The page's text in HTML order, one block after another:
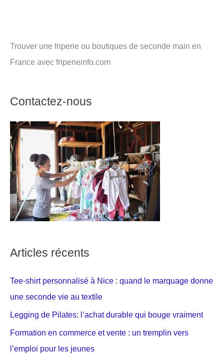
Trouver une friperie ou boutiques de seconde main en
France avec friperieinfo.com
Contactez-nous
Articles récents
Tee-shirt personnalisé à Nice : quand le marquage donne
une seconde vie au textile
Legging de Pilates: l’achat durable qui bouge vraiment
Formation en commerce et vente : un tremplin vers
l’emploi pour les jeunes